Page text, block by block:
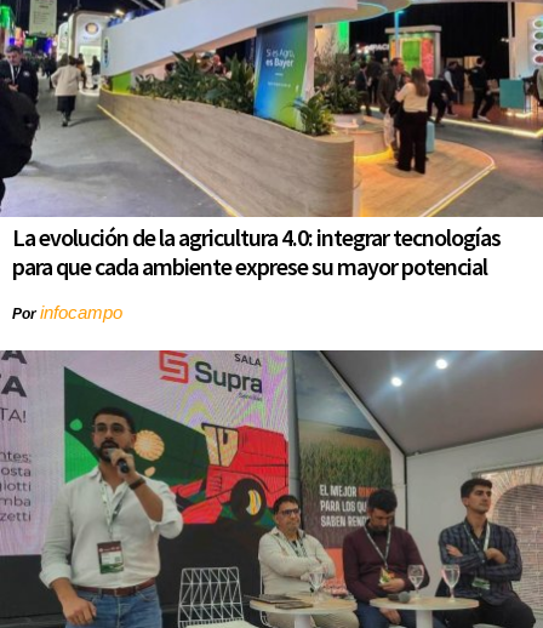
La evolución de la agricultura 4.0: integrar tecnologías
para que cada ambiente exprese su mayor potencial
Porinfocampo